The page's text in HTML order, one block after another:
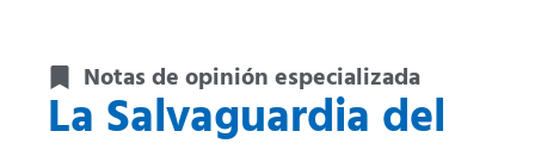
Notas de opinión especializada
La Salvaguardia del